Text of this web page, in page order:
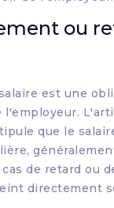
ou
est une
que le
de retard ou
directement